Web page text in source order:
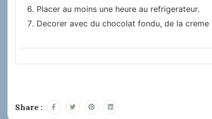
Placer au moins une heure au refrigerateur.
Decorer avec du chocolat fondu, de la
Share :